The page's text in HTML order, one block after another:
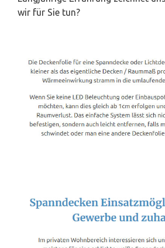
wir für Sie tun?